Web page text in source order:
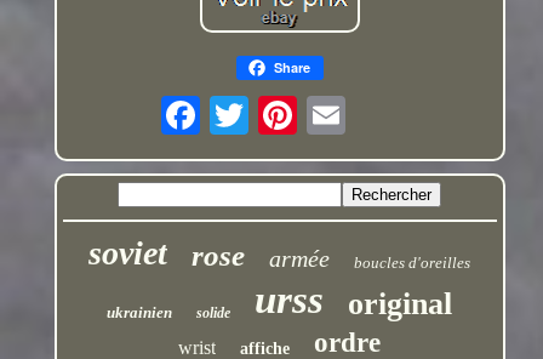
Share
soviet rose armée boucles d'oreilles
ukrainien solide urss original
wrist affiche ordre